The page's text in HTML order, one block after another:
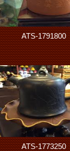
ATS-1791800
ATS-1773250